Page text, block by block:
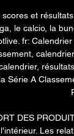
scores et
le calcio, la
fr:
Série A
DES
Les